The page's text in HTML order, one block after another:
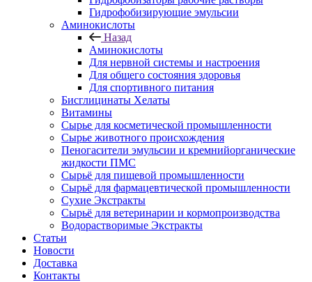
Гидрофобизирующие эмульсии
Аминокислоты
Назад
Аминокислоты
Для нервной системы и настроения
Для общего состояния здоровья
Для спортивного питания
Бисглицинаты Хелаты
Витамины
Сырье для косметической промышленности
Сырье животного происхождения
Пеногасители эмульсии и кремнийорганические
жидкости ПМС
Сырьё для пищевой промышленности
Сырьё для фармацевтической промышленности
Сухие Экстракты
Сырьё для ветеринарии и кормопроизводства
Водорастворимые Экстракты
Статьи
Новости
Доставка
Контакты